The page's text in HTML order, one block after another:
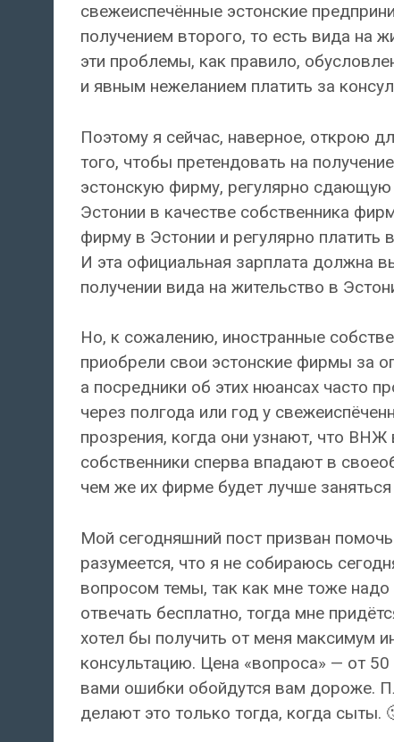
свежеиспечённые эстонские
получением второго, то есть вида на
эти проблемы, как правило,
и явным нежеланием платить за
Поэтому я сейчас, наверное, открою
того, чтобы претендовать на
эстонскую фирму, регулярно
Эстонии в качестве собственника
фирму в Эстонии и регулярно платить
И эта официальная зарплата должна
получении вида на жительство в
Но, к сожалению, иностранные
приобрели свои эстонские фирмы за
а посредники об этих нюансах часто
через полгода или год у
прозрения, когда они узнают, что ВНЖ
собственники сперва впадают в
чем же их фирме будет лучше
Мой сегодняшний пост призван
разумеется, что я не собираюсь
вопросом темы, так как мне тоже
отвечать бесплатно, тогда мне
хотел бы получить от меня максимум
консультацию. Цена «вопроса» — от
вами ошибки обойдутся вам дороже.
делают это только тогда, когда сыты.